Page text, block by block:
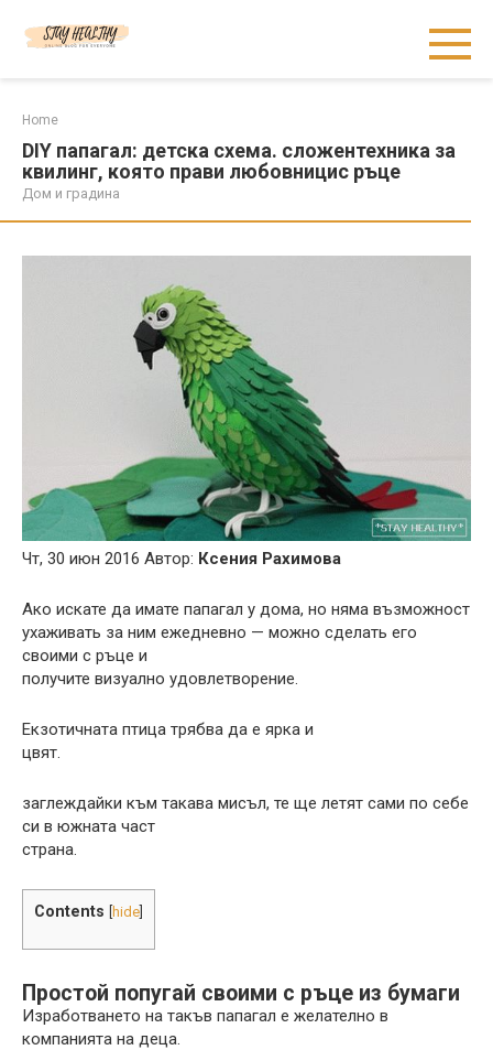
Home
DIY папагал: детска схема. сложентехника за
квилинг, която прави любовницис ръце
Дом и градина
Чт, 30 июн 2016 Автор: Ксения Рахимова
Ако искате да имате папагал у дома, но няма възможност
ухаживать за ним ежедневно — можно сделать его
своими с ръце и
получите визуално удовлетворение.
Екзотичната птица трябва да е ярка и
цвят.
заглеждайки към такава мисъл, те ще летят сами по себе
си в южната част
страна.
Contents [hide]
Простой попугай своими с ръце из бумаги
Изработването на такъв папагал е желателно в
компанията на деца.